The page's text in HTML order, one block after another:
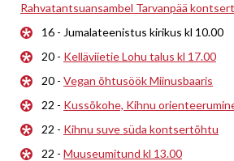
Rahvatantsuansambel Tarvanpää
16 - Jumalateenistus kirikus kl 10.00
20 - Kelläviietie Lohu talus kl 17.00
20 - Vegan õhtusöök Miinusbaaris
22 - Kussõkohe, Kihnu
22 - Kihnu suve süda kontsertõhtu
22 - Muuseumitund kl 13.00